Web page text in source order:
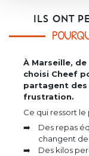
ILS ONT
À Marseille,
choisi Cheef
partagent des
frustration.
Ce qui ressort le
Des repas
changent
Des kilos